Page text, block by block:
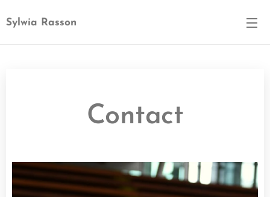
Sylwia Rasson
Contact